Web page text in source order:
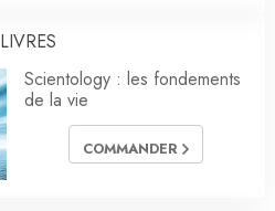
LIVRES
Scientology : les fondements
de la vie
COMMANDER